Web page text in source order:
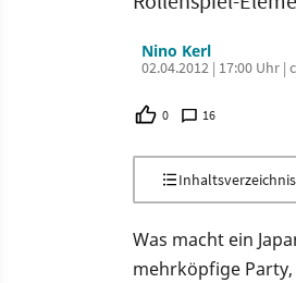
Nino Kerl
02.04.2012 | 17:00 Uhr |
0 16
Inhaltsverzeichnis
Was macht ein
mehrköpfige